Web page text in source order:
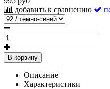
добавить к сравнению
В корзину
Описание
Характеристики